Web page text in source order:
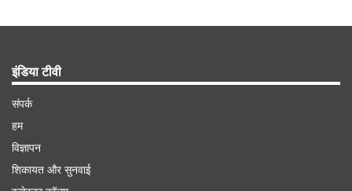
फिल्म के बायकॉट की हो रही मांग
इंडिया टीवी
संपर्क
हम
विज्ञापन
शिकायत और सुनवाई